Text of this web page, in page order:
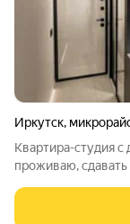
Иркутск,
Квартира-студия
проживаю, сдавать